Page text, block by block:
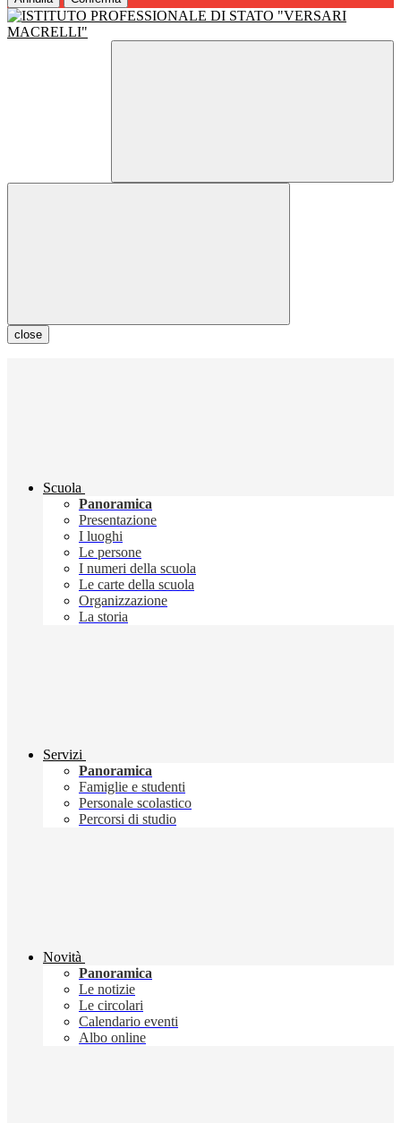
close
Scuola
Panoramica
Presentazione
I luoghi
Le persone
I numeri della scuola
Le carte della scuola
Organizzazione
La storia
Servizi
Panoramica
Famiglie e studenti
Personale scolastico
Percorsi di studio
Novità
Panoramica
Le notizie
Le circolari
Calendario eventi
Albo online